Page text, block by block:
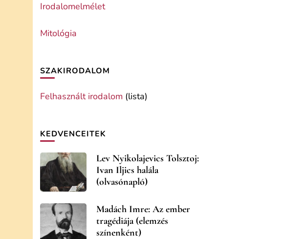
Irodalomelmélet
Mitológia
SZAKIRODALOM
Felhasznált irodalom (lista)
KEDVENCEITEK
Lev Nyikolajevics Tolsztoj:
Ivan Iljics halála
(olvasónapló)
Madách Imre: Az ember
tragédiája (elemzés
színenként)